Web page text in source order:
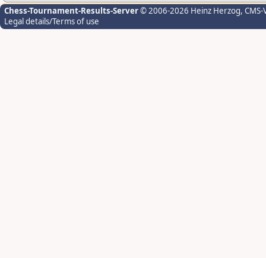
Chess-Tournament-Results-Server© 2006-2026 Heinz Herzog,
Legal details/Terms of use